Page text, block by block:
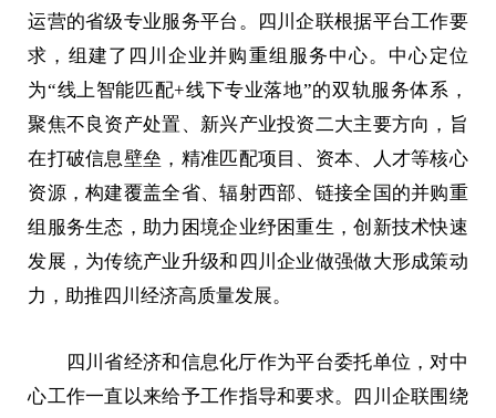
运营的省级专业服务平台。四川企联根据平台工作要
求，组建了四川企业并购重组服务中心。中心定位
为“线上智能匹配+线下专业落地”的双轨服务体系，
聚焦不良资产处置、新兴产业投资二大主要方向，旨
在打破信息壁垒，精准匹配项目、资本、人才等核心
资源，构建覆盖全省、辐射西部、链接全国的并购重
组服务生态，助力困境企业纾困重生，创新技术快速
发展，为传统产业升级和四川企业做强做大形成策动
力，助推四川经济高质量发展。
四川省经济和信息化厅作为平台委托单位，对中
心工作一直以来给予工作指导和要求。四川企联围绕